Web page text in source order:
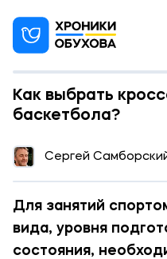
Как выбрать
баскетбола?
РЕКЛАМА
Сергей
Для занятий
вида, уровня
состояния,